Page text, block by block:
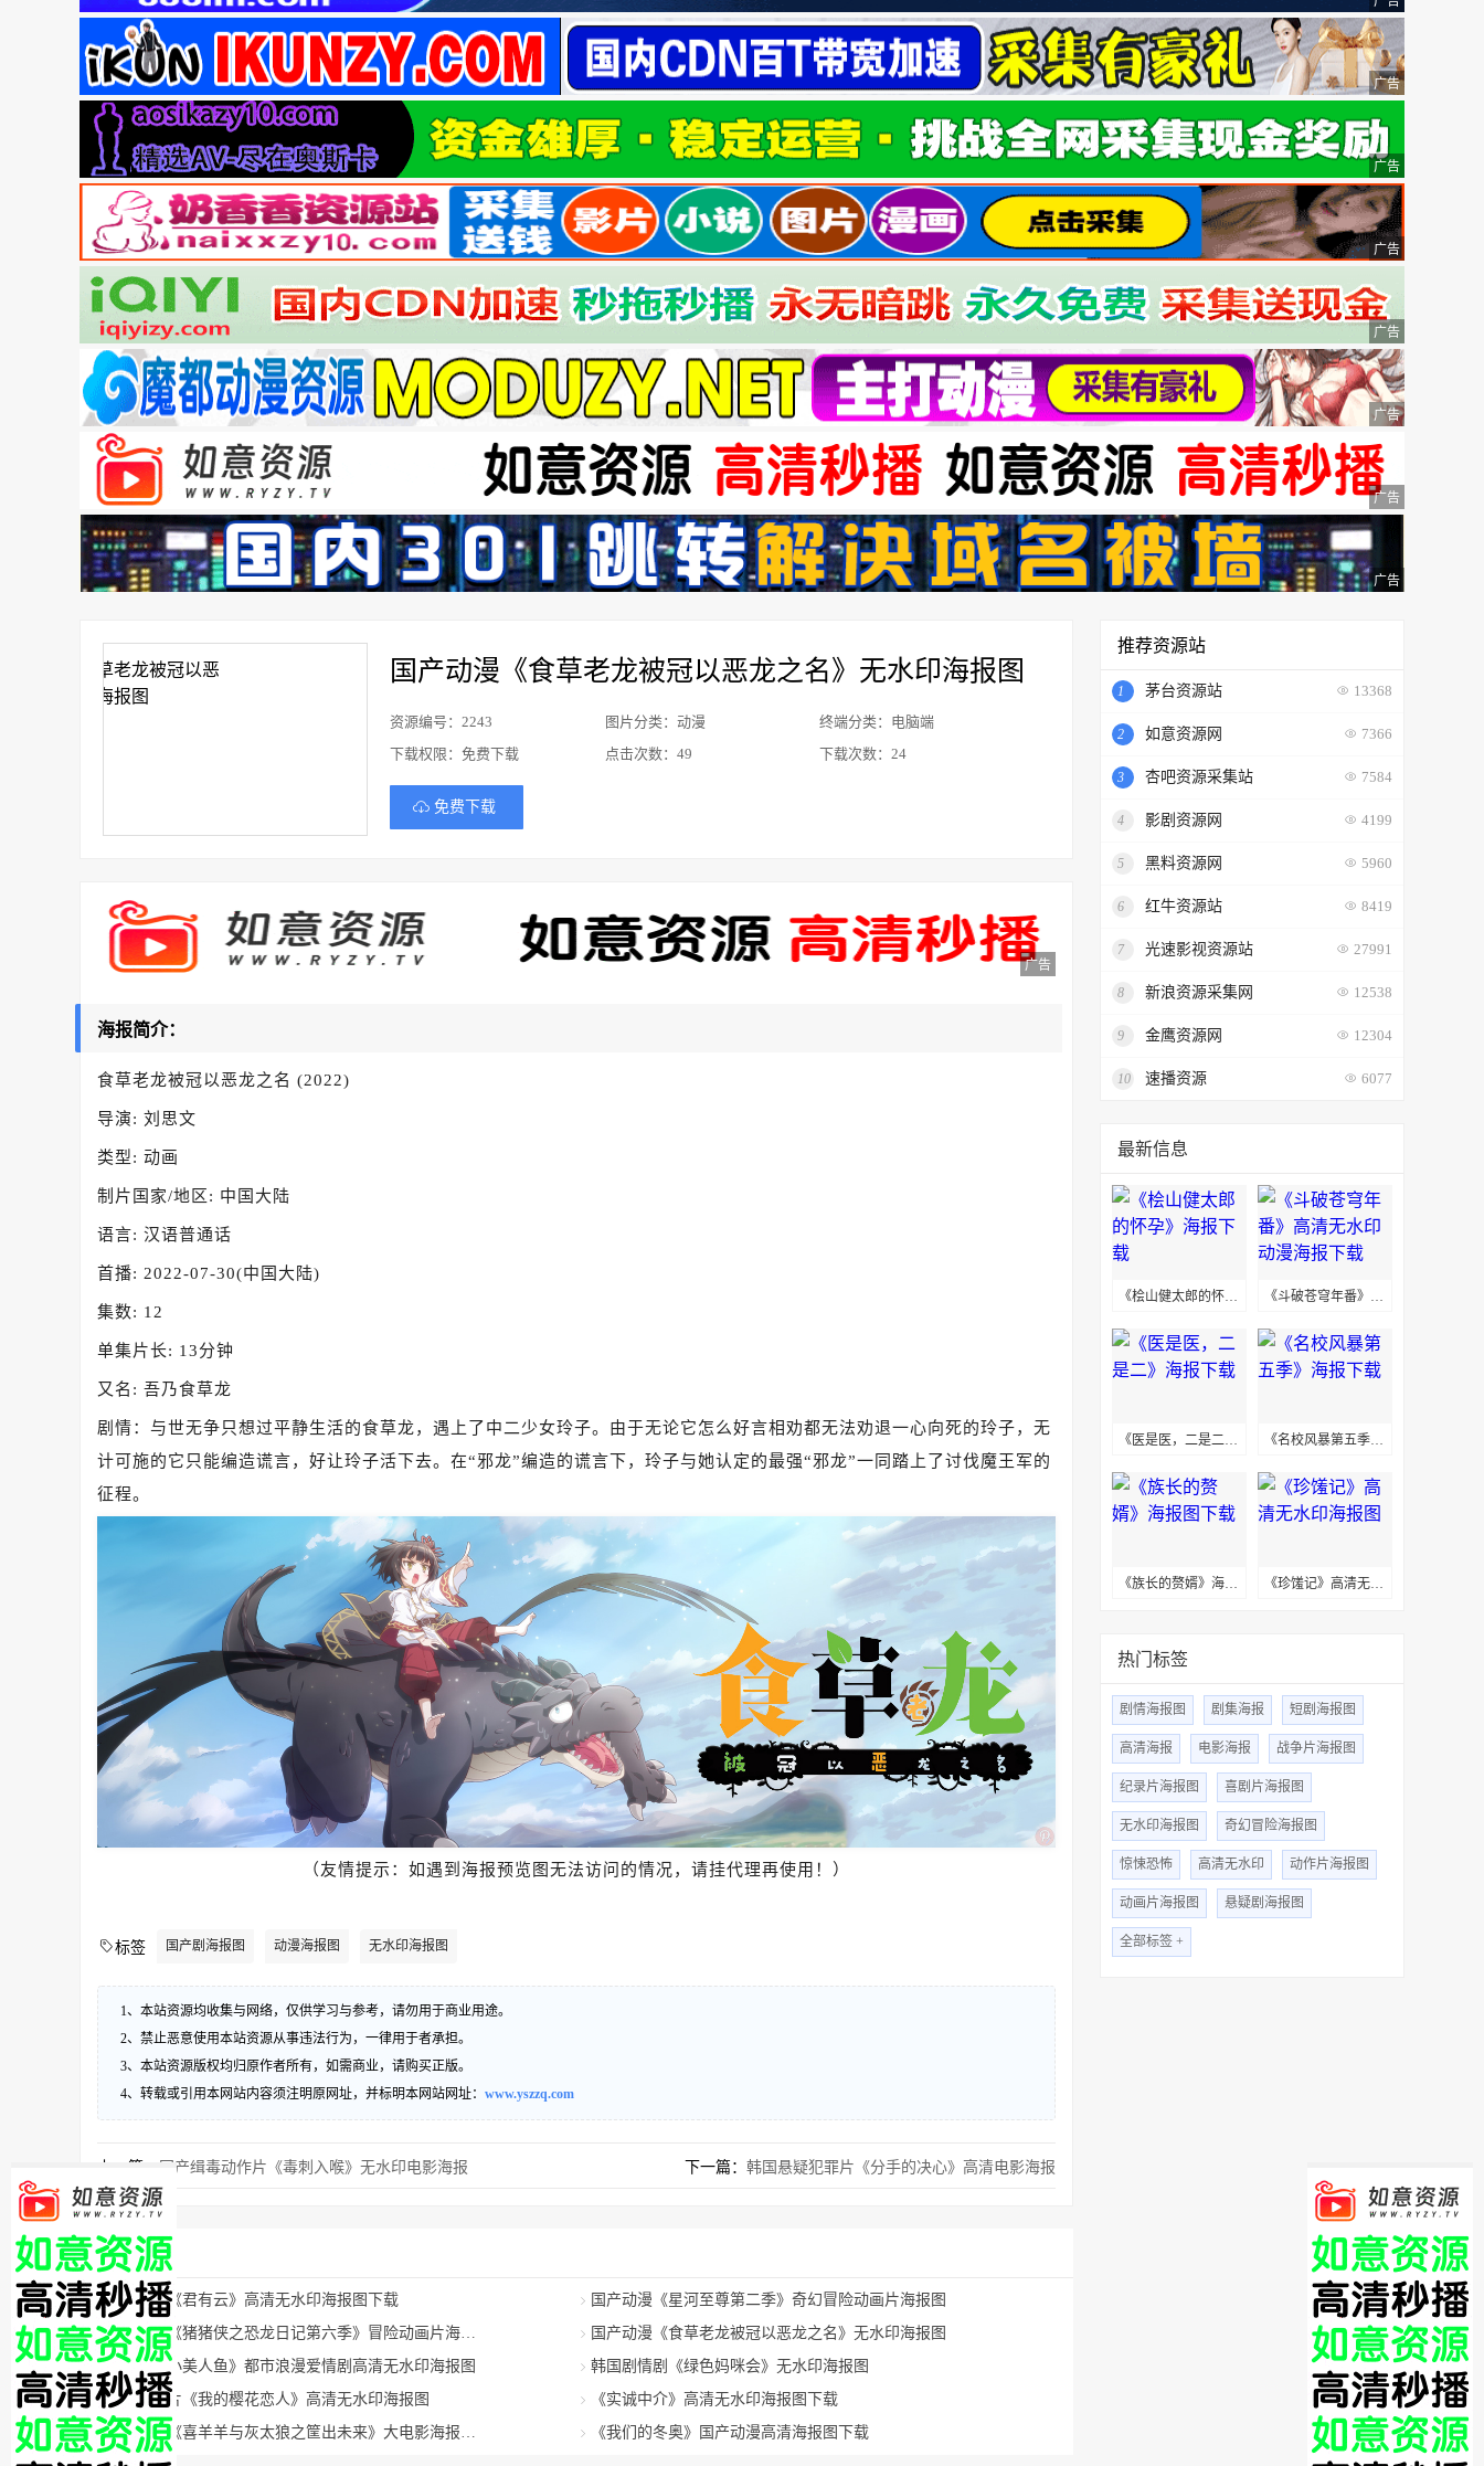
广告
广告
广告
广告
广告
广告
广告
国产动漫《食草老龙被冠以恶龙之名》无水印海报图
资源编号：2243 图片分类：动漫
终端分类：电脑端
下载权限：免费下载
点击次数： 49 下载次数：24
免费下载
广告
海报简介：
食草老龙被冠以恶龙之名 (2022)
导演: 刘思文
类型: 动画
制片国家/地区: 中国大陆
语言: 汉语普通话
首播: 2022-07-30(中国大陆)
集数: 12
单集片长: 13分钟
又名: 吾乃食草龙
剧情：与世无争只想过平静生活的食草龙，遇上了中二少女玲子。由于无论它怎么好言相劝都无法劝退一心向死的玲子，无
计可施的它只能编造谎言，好让玲子活下去。在“邪龙”编造的谎言下，玲子与她认定的最强“邪龙”一同踏上了讨伐魔王军的
征程。
（友情提示：如遇到海报预览图无法访问的情况，请挂代理再使用！）
标签 国产剧海报图 动漫海报图 无水印海报图
1、本站资源均收集与网络，仅供学习与参考，请勿用于商业用途。
2、禁止恶意使用本站资源从事违法行为，一律用于者承担。
3、本站资源版权均归原作者所有，如需商业，请购买正版。
4、转载或引用本网站内容须注明原网址，并标明本网站网址： www.yszzq.com
上一篇： 国产缉毒动作片《毒刺入喉》无水印电影海报 下一篇： 韩国悬疑犯罪片《分手的决心》高清电影海报
猜你喜欢
国产动漫《君有云》高清无水印海报图下载
国产动漫《星河至尊第二季》奇幻冒险动画片海报图
国产动漫《食草老龙被冠以恶龙之名》无水印海报图
《亲爱的小美人鱼》都市浪漫爱情剧高清无水印海报图
韩国剧情剧《绿色妈咪会》无水印海报图
日本爱情片《我的樱花恋人》高清无水印海报图
《实诚中介》高清无水印海报图下载
《我们的冬奥》国产动漫高清海报图下载
推荐资源站
1 茅台资源站 13368
2 如意资源网 7366
3 杏吧资源采集站 7584
4 影剧资源网 4199
5 黑料资源网 5960
6 红牛资源站 8419
7 光速影视资源站 27991
8 新浪资源采集网 12538
9 金鹰资源网 12304
10 速播资源 6077
最新信息
《桧山健太郎的怀孕》海报下载 《斗破苍穹年番》高清无水印动漫海报下载
《医是医，二是二》海报下载 《名校风暴第五季》海报下载
《族长的赘婿》海报图下载 《珍馐记》高清无水印海报图
热门标签
剧情海报图 剧集海报 短剧海报图
高清海报 电影海报 战争片海报图
纪录片海报图 喜剧片海报图
无水印海报图 奇幻冒险海报图
惊悚恐怖 高清无水印 动作片海报图
动画片海报图 悬疑剧海报图
全部标签 +